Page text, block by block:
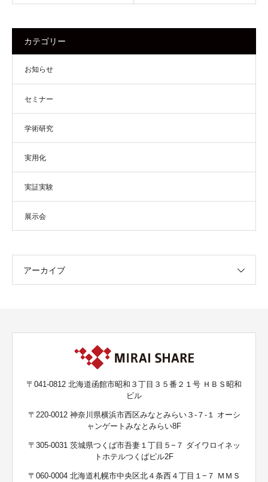
カテゴリー
お知らせ
セミナー
学術研究
実用化
実証実験
展示会
アーカイブ
〒041-0812 北海道函館市昭和３丁目３５番２１号 ＨＢＳ昭和
ビル
〒220-0012 神奈川県横浜市西区みなとみらい３-７-１ オーシ
ャンゲートみなとみらい8F
〒305-0031 茨城県つくば市吾妻１丁目５−７ ダイワロイネッ
トホテルつくばビル2F
〒060-0004 北海道札幌市中央区北４条西４丁目１−７ ＭＭＳ